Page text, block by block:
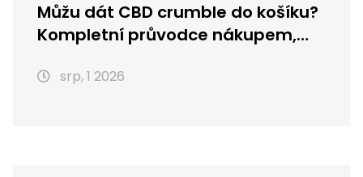
Můžu dát CBD crumble do košíku?
Kompletní průvodce nákupem,
srp, 1 2026